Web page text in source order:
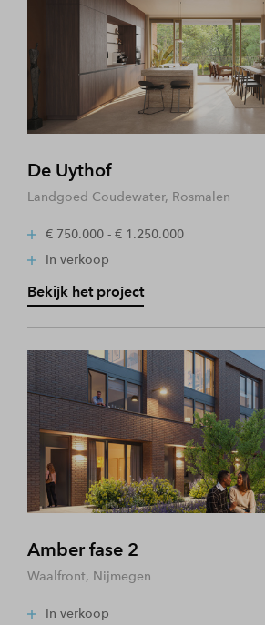
De Uythof
Landgoed Coudewater, Rosmalen
€ 750.000 - € 1.250.000
In verkoop
Bekijk het project
Amber fase 2
Waalfront, Nijmegen
In verkoop